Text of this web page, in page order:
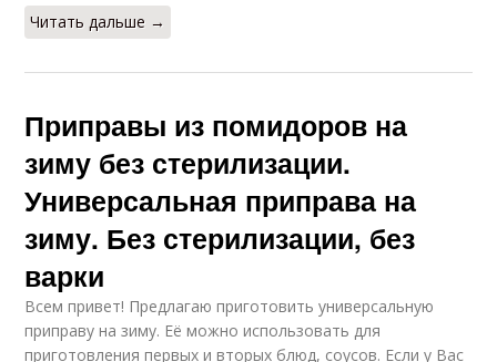
Читать дальше →
Приправы из помидоров на
зиму без стерилизации.
Универсальная приправа на
зиму. Без стерилизации, без
варки
Всем привет! Предлагаю приготовить универсальную
приправу на зиму. Её можно использовать для
приготовления первых и вторых блюд, соусов. Если у Вас